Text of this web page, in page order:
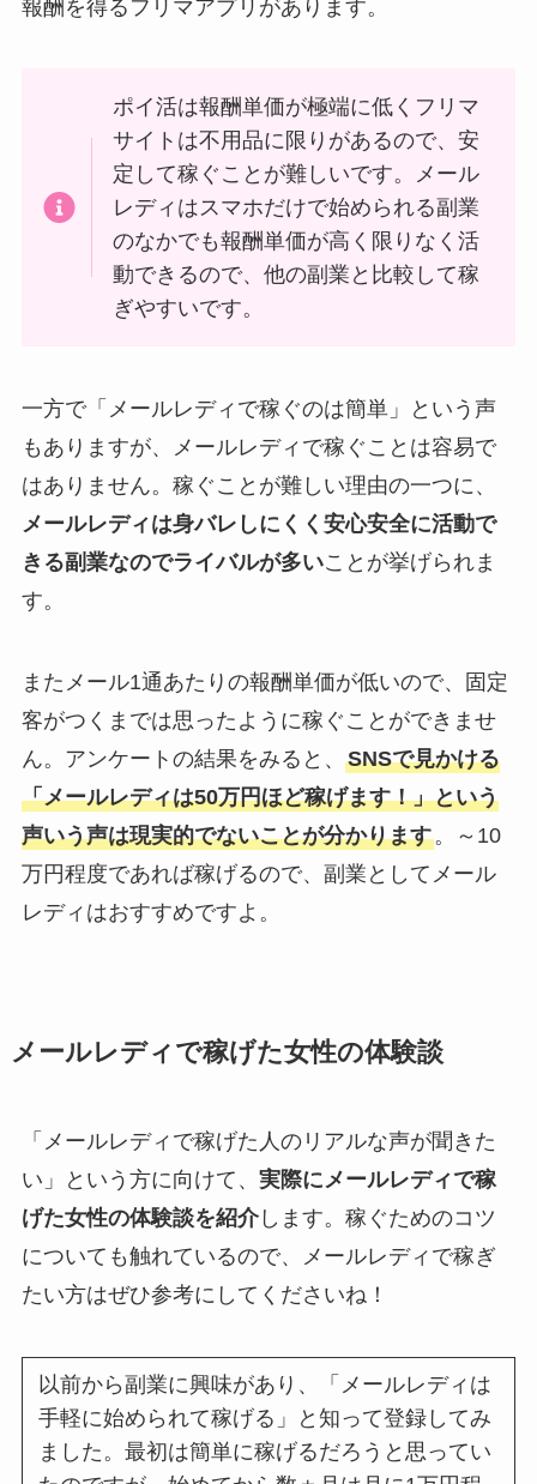
報酬を得るフリマアプリがあります。
ポイ活は報酬単価が極端に低くフリマ
サイトは不用品に限りがあるので、安
定して稼ぐことが難しいです。メール
レディはスマホだけで始められる副業
のなかでも報酬単価が高く限りなく活
動できるので、他の副業と比較して稼
ぎやすいです。
一方で「メールレディで稼ぐのは簡単」という声
もありますが、メールレディで稼ぐことは容易で
はありません。稼ぐことが難しい理由の一つに、
メールレディは身バレしにくく安心安全に活動で
きる副業なのでライバルが多いことが挙げられま
す。
またメール1通あたりの報酬単価が低いので、固定
客がつくまでは思ったように稼ぐことができませ
ん。アンケートの結果をみると、 SNSで見かける
「メールレディは50万円ほど稼げます！」という
声いう声は現実的でないことが分かります。～10
万円程度であれば稼げるので、副業としてメール
レディはおすすめですよ。
メールレディで稼げた女性の体験談
「メールレディで稼げた人のリアルな声が聞きた
い」という方に向けて、 実際にメールレディで稼
げた女性の体験談を紹介します。稼ぐためのコツ
についても触れているので、メールレディで稼ぎ
たい方はぜひ参考にしてくださいね！
以前から副業に興味があり、「メールレディは
手軽に始められて稼げる」と知って登録してみ
ました。最初は簡単に稼げるだろうと思ってい